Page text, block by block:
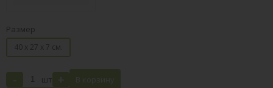
Размер
40 х 27 х 7 см.
- шт + В корзину